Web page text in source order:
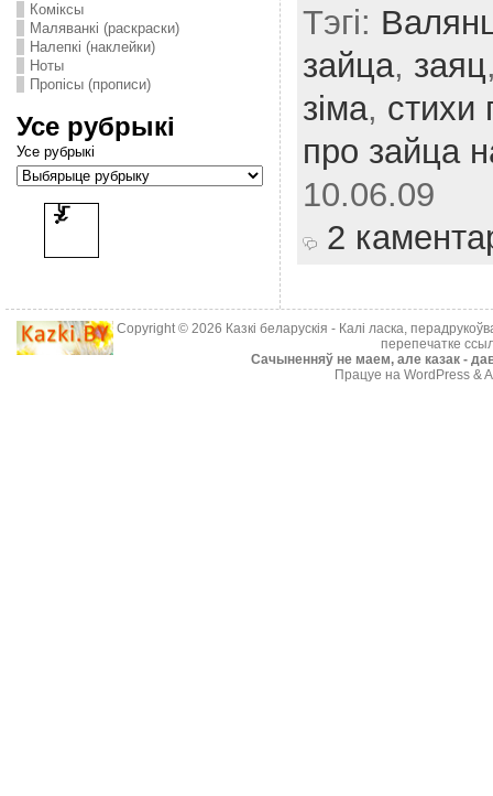
Комiксы
Маляванкі (раскраски)
Налепкі (наклейки)
Ноты
Пропісы (прописи)
Усе рубрыкі
Усе рубрыкі
Тэгі:
зайца, заяц
зіма, стихи
про зайца
10.06.09
2
Copyright © 2026 Казкі беларускія - Калі ласка,
перепечатке
Cачыненняў не маем, але казак -
Працуе на WordPress &